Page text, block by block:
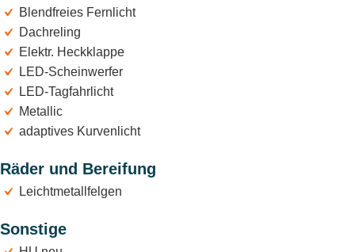
Blendfreies Fernlicht
Dachreling
Elektr. Heckklappe
LED-Scheinwerfer
LED-Tagfahrlicht
Metallic
adaptives Kurvenlicht
Räder und Bereifung
Leichtmetallfelgen
Sonstige